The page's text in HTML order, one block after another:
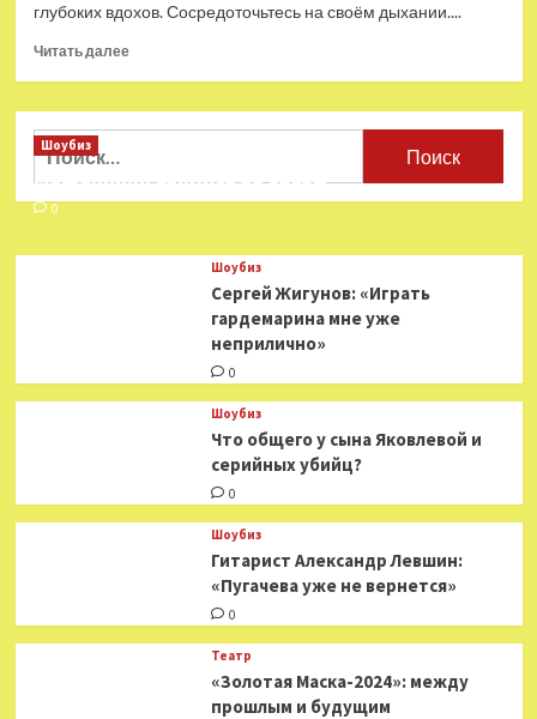
глубоких вдохов. Сосредоточьтесь на своём дыхании....
Читать далееПрочитать
Проект
представляет
дебютный
Souls
Найти:
Шоубиз
Мошенники взялись за звезд
0
Шоубиз
Сергей Жигунов: «Играть
гардемарина мне уже
неприлично»
0
Шоубиз
Что общего у сына Яковлевой и
серийных убийц?
0
Шоубиз
Гитарист Александр Левшин:
«Пугачева уже не вернется»
0
Театр
«Золотая Маска-2024»: между
прошлым и будущим